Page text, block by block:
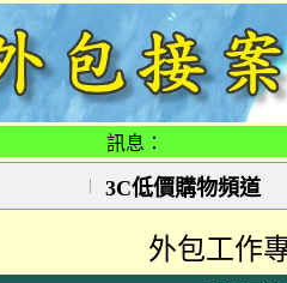
訊息：
3C低價購物頻道
外包工作